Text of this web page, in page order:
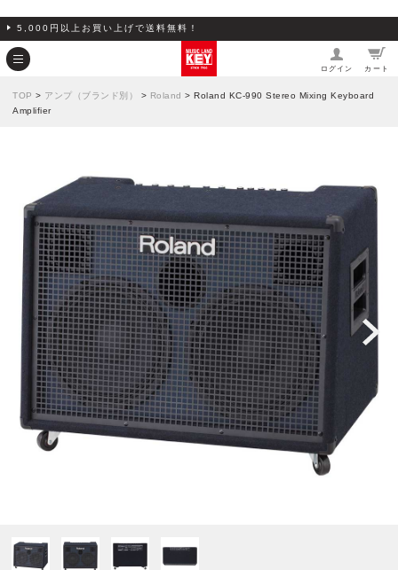
5,000円以上お買い上げで送料無料！
ログイン カート
TOP > アンプ（ブランド別） > Roland > Roland KC-990 Stereo Mixing Keyboard
Amplifier